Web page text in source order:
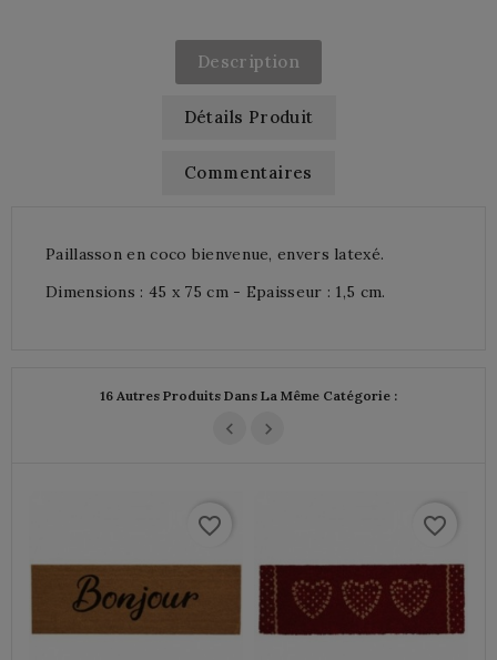
Description
Détails Produit
Commentaires
Paillasson en coco bienvenue, envers latexé.
Dimensions : 45 x 75 cm - Epaisseur : 1,5 cm.
16 Autres Produits Dans La Même Catégorie :
favorite_border favorite_border